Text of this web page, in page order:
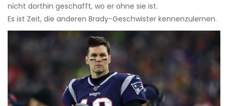
nicht dorthin geschafft, wo er ohne sie ist.
Es ist Zeit, die anderen Brady-Geschwister kennenzulernen.